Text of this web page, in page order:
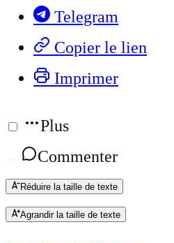
Telegram
Copier le lien
Imprimer
Plus
Commenter
Réduire la taille de texte
Agrandir la taille de texte